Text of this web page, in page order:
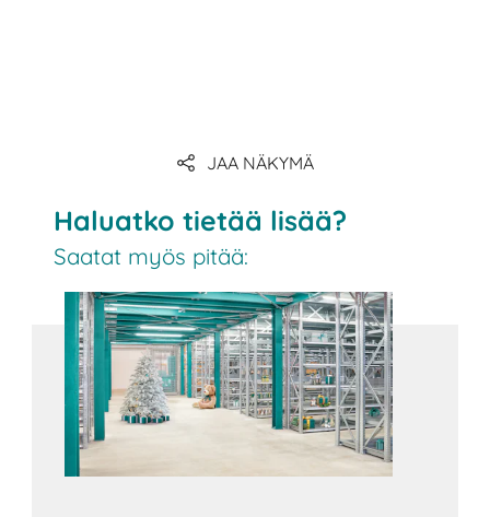
JAA NÄKYMÄ
Haluatko tietää lisää?
Saatat myös pitää: